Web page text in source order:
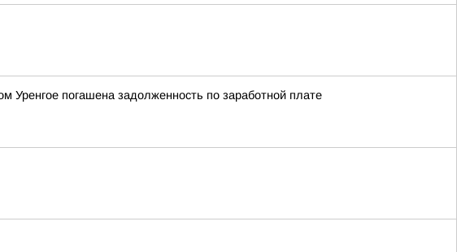
Уренгое погашена задолженность по заработной плате